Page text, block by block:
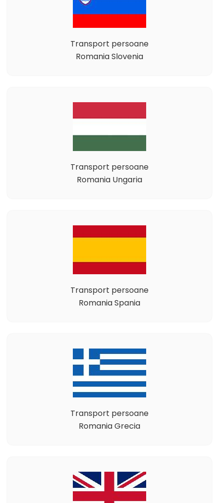
Transport persoane
Romania Slovenia
Transport persoane
Romania Ungaria
Transport persoane
Romania Spania
Transport persoane
Romania Grecia